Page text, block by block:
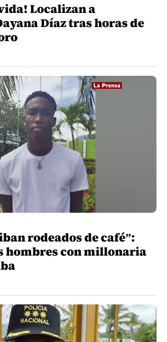
Localizan a
Díaz tras horas de
rodeados de café”:
hombres con millonaria